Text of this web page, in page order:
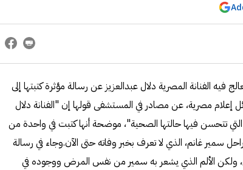
الفنانة المصرية دلال عبدالعزيز عن رسالة مؤثرة كتبتها إلى
إعلام مصرية، عن مصادر في المستشفى قولها إن "الفنانة دلال
التي تتحسن فيها حالتها الصحية"، موضحة أنها كتبت في واحدة من
سمير غانم، الذي لا تعرف بخبر وفاته حتى الآن.وجاء في رسالة
ولكن الألم الذي يشعر به سمير من نفس المرض ووجوده في